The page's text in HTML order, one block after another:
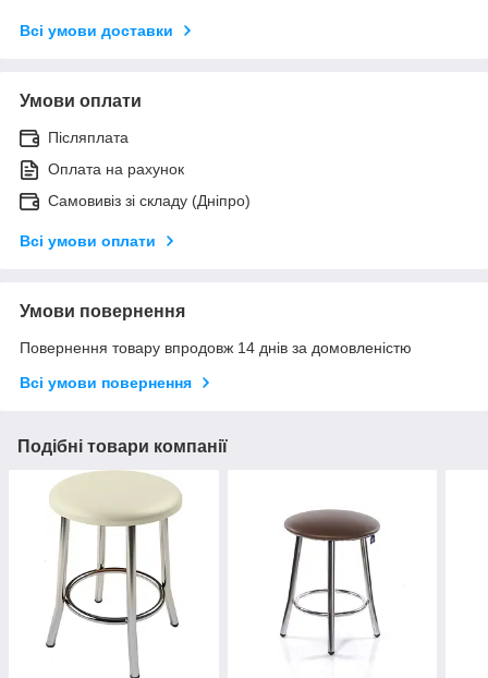
Всі умови доставки
Умови оплати
Післяплата
Оплата на рахунок
Самовивіз зі складу (Дніпро)
Всі умови оплати
Умови повернення
Повернення товару впродовж 14 днів за домовленістю
Всі умови повернення
Подібні товари компанії